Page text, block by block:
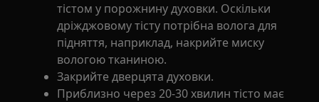
тістом у порожнину духовки. Оскільки
дріжджовому тісту потрібна волога для
підняття, наприклад, накрийте миску
вологою тканиною.
Закрийте дверцята духовки.
Приблизно через 20-30 хвилин тісто має